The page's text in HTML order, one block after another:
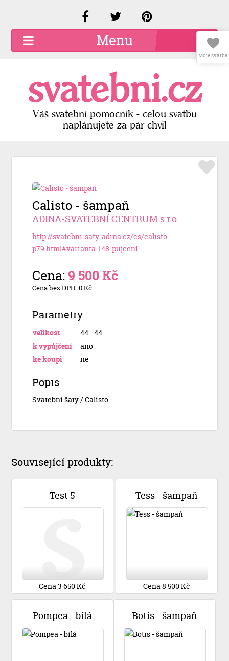
Menu
Kariéra
Kontakty
Přidat firmu
svatebni.cz
Váš svatební pomocník - celou svatbu
naplánujete za pár chvil
Calisto - šampaň
ADINA-SVATEBNÍ CENTRUM s.r.o.
http://svatebni-saty-adina.cz/cs/calisto-
p79.html#varianta-148-pujceni
Cena:9 500 Kč
Cena bez DPH: 0 Kč
Parametry
velikost
44 - 44
k vypůjčení
ano
ke koupi
ne
Popis
Svatební šaty / Calisto
Související produkty:
Test 5
Cena 3 650 Kč
Tess - šampaň
Cena 8 500 Kč
Pompea - bílá Botis - šampaň
Moje svatba